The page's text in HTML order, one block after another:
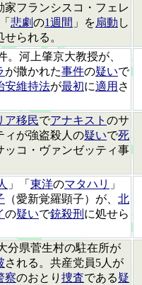
家フランシスコ・フェレ
悲劇の1週間 」を扇動 し
せられる。
。河上肇京大教授が、
が撒かれた事件の疑いで
安維持法が最初に適用 さ
ア移民でアナキスト のサ
ィが強盗殺人の疑いで死
ッコ・ヴァンゼッティ事
」「 東洋のマタハリ 」
（愛新覚羅顕子）が、 北
の疑いで銃殺刑 に処せら
分県菅生村の駐在所が
される。共産党員5人が
察のおとり 捜査である疑